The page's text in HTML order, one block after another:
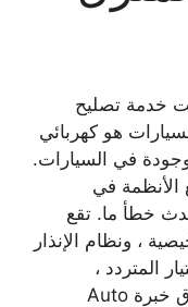
خدمة تصليح
هو كهربائي
في السيارات.
الأنظمة في
خطأ ما. تقع
، ونظام الإنذار
المتردد ،
والمحرك المبدئي جميعها ضمن نطاق خبرة Auto